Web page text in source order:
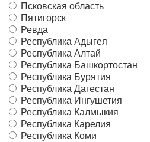
Псковская область
Пятигорск
Ревда
Республика Адыгея
Республика Алтай
Республика Башкортостан
Республика Бурятия
Республика Дагестан
Республика Ингушетия
Республика Калмыкия
Республика Карелия
Республика Коми